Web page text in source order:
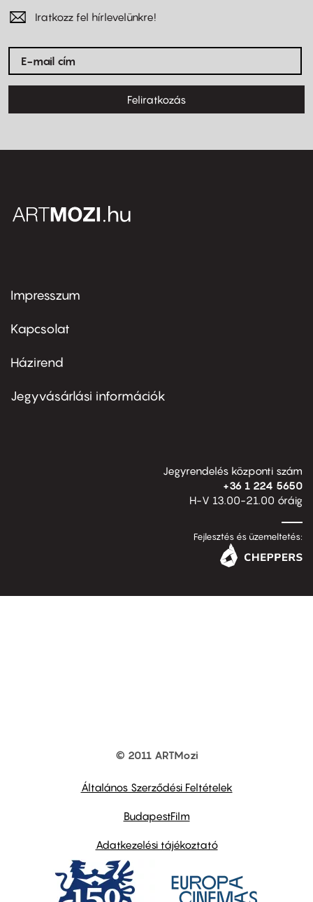
Iratkozz fel hírlevelünkre!
Feliratkozás
Footer
first
Impresszum
Kapcsolat
Footer
second
Házirend
Jegyvásárlási információk
Jegyrendelés központi szám
+36 1 224 5650
H-V 13.00-21.00 óráig
Fejlesztés és üzemeltetés:
© 2011 ARTMozi
Általános Szerződési Feltételek
BudapestFilm
Adatkezelési tájékoztató